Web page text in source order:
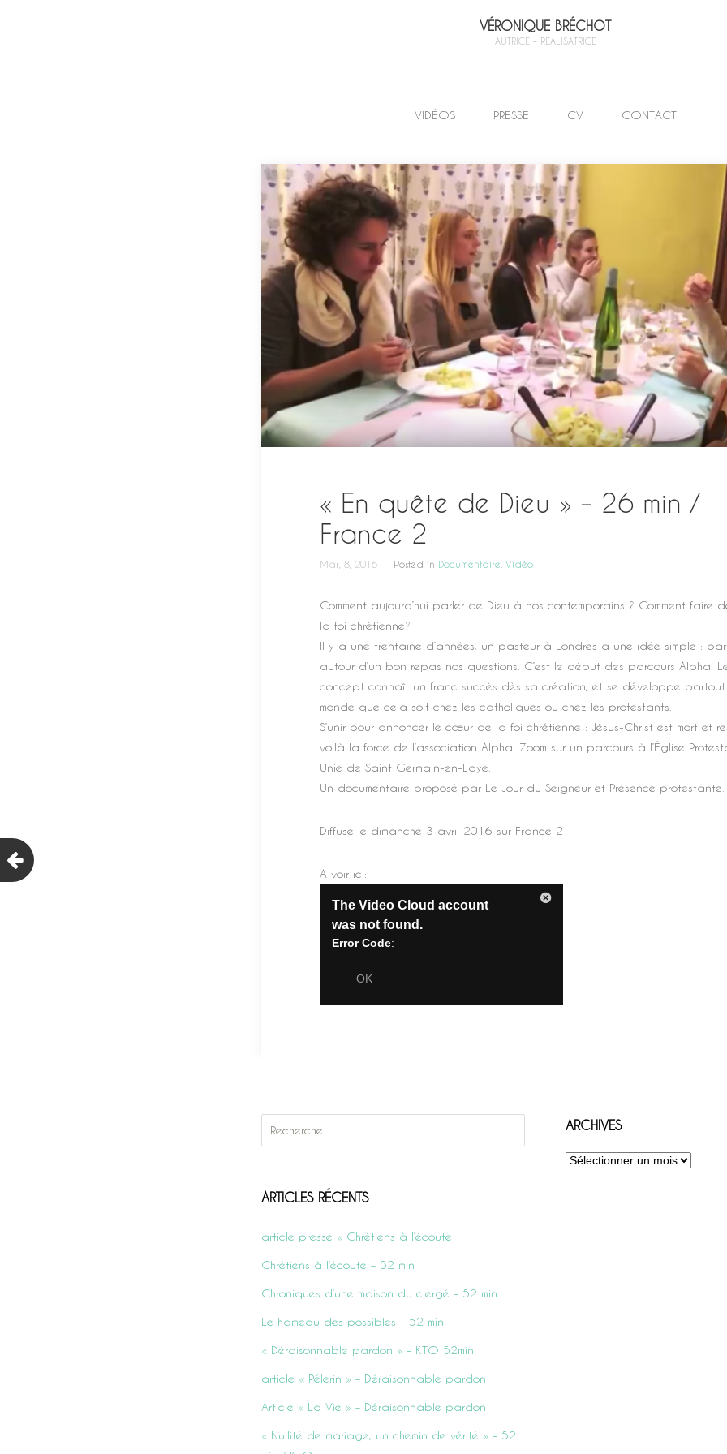
VÉRONIQUE BRÉCHOT
AUTRICE – RÉALISATRICE
VIDÉOS PRESSE CV CONTACT
« En quête de Dieu » – 26 min /
France 2
Mar, 8, 2016 Posted in Documentaire Vidéo
Comment aujourd’hui parler de Dieu à nos contemporains ? Comment faire
la foi chrétienne?
Il y a une trentaine d’années, un pasteur à Londres a une idée simple :
autour d’un bon repas nos questions. C’est le début des parcours Alpha.
concept connaît un franc succès dès sa création, et se développe
monde que cela soit chez les catholiques ou chez les protestants.
S’unir pour annoncer le cœur de la foi chrétienne : Jésus-Christ est mort et
voilà la force de l’association Alpha. Zoom sur un parcours à l’Église
Unie de Saint Germain-en-Laye.
Un documentaire proposé par Le Jour du Seigneur et Présence protestante.
Diffusé le dimanche 3 avril 2016 sur France 2
A voir ici:
Rechercher : ARCHIVES
Archives
ARTICLES RÉCENTS
article presse « Chrétiens à l’écoute
Chrétiens à l’écoute – 52 min
Chroniques d’une maison du clergé – 52 min
Le hameau des possibles – 52 min
« Déraisonnable pardon » – KTO 52min
article « Pélerin » – Déraisonnable pardon
Article « La Vie » – Déraisonnable pardon
« Nullité de mariage, un chemin de vérité » – 52